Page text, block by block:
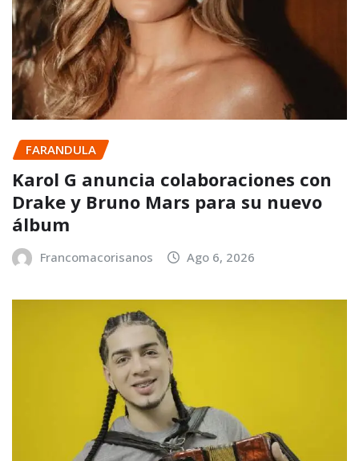
FARANDULA
Karol G anuncia colaboraciones con
Drake y Bruno Mars para su nuevo
álbum
Francomacorisanos Ago 6, 2026